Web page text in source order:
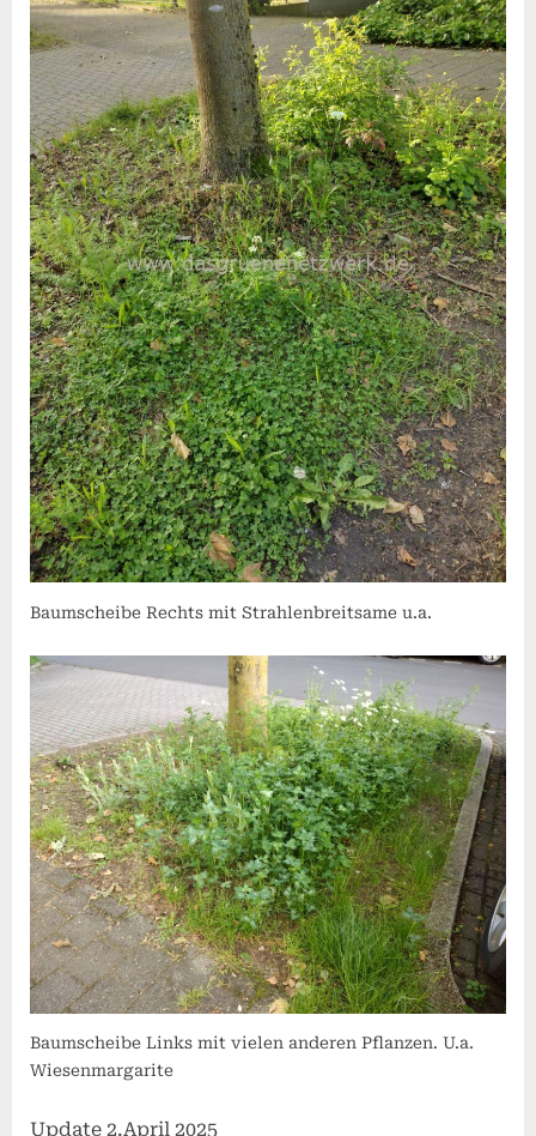
Baumscheibe Rechts mit Strahlenbreitsame u.a.
Baumscheibe Links mit vielen anderen Pflanzen. U.a.
Wiesenmargarite
Update 2.April 2025